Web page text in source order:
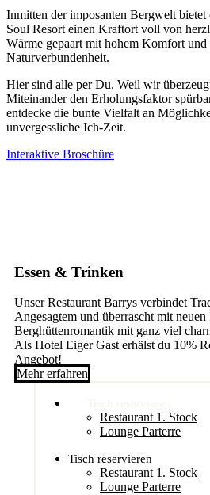
Inmitten der imposanten Bergwelt
Soul Resort einen Kraftort voll von
Wärme gepaart mit hohem Komfort und
Naturverbundenheit.
Hier sind alle per Du. Weil wir
Miteinander den Erholungsfaktor
entdecke die bunte Vielfalt an
unvergessliche Ich-Zeit.
Interaktive Broschüre
Essen & Trinken
Unser Restaurant Barrys verbindet
Angesagtem und überrascht mit
Berghüttenromantik mit ganz viel
Als Hotel Eiger Gast erhälst du 10%
Angebot!
Mehr erfahren
Restaurant 1. Stock
Lounge Parterre
Tisch reservieren
Restaurant 1. Stock
Lounge Parterre